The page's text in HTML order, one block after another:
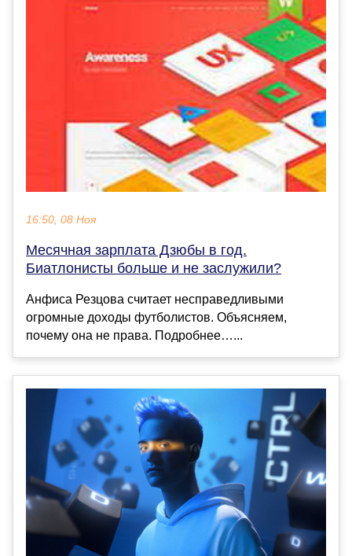
16:50, 08 Ноя
Месячная зарплата Дзюбы в год.
Биатлонисты больше и не заслужили?
Анфиса Резцова считает несправедливыми
огромные доходы футболистов. Объясняем,
почему она не права. Подробнее…...